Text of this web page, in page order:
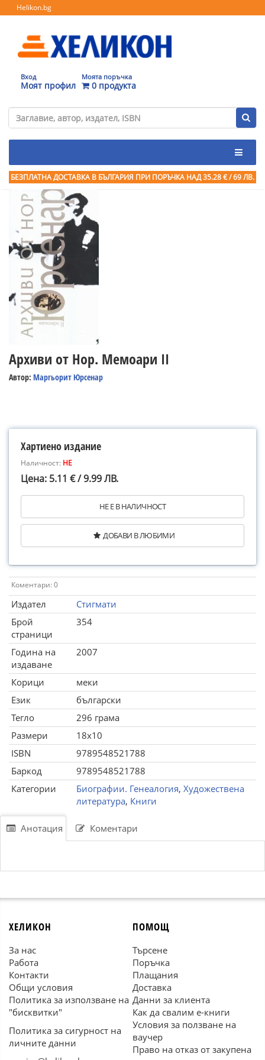
Helikon.bg
Вход
Моят профил
Моята поръчка
0 продукта
БЕЗПЛАТНА ДОСТАВКА В БЪЛГАРИЯ ПРИ ПОРЪЧКА НАД 35.28 € / 69 ЛВ.
Архиви от Нор. Мемоари II
Автор: Маргьорит Юрсенар
Хартиено издание
Наличност: НЕ
Цена: 5.11 € / 9.99 ЛВ.
НЕ Е В НАЛИЧНОСТ
ДОБАВИ В ЛЮБИМИ
Коментари: 0
Издател
Стигмати
Брой
страници
354
Година на
издаване
2007
Корици
меки
Език
български
Тегло
296 грама
Размери
18x10
ISBN
9789548521788
Баркод
9789548521788
Категории
Биографии. Генеалогия, Художествена
литература, Книги
Анотация Коментари
ХЕЛИКОН
За нас
Работа
Контакти
Общи условия
Политика за използване на
"бисквитки"
Политика за сигурност на
личните данни
ПОМОЩ
Търсене
Поръчка
Плащания
Доставка
Данни за клиента
Как да свалим е-книги
Условия за ползване на
ваучер
Право на отказ от закупена